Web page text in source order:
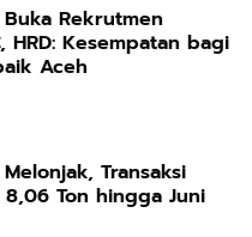
Rekrutmen
HRD: Kesempatan bagi
Aceh
Transaksi
Ton hingga Juni